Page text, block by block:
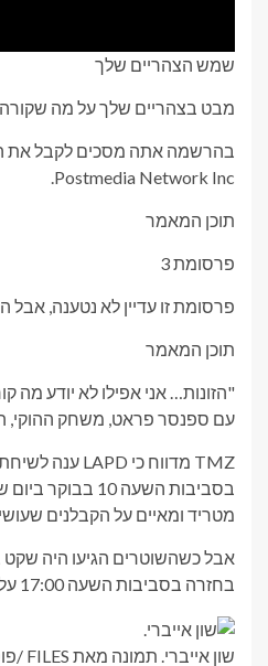
שמש הצהריים שלך
מבט בצהריים שלך על מה שקורה
בהרשמה אתה מסכים לקבל את
Postmedia Network Inc.
תוכן המאמר
פרסומת 3
פרסומת זו עדיין לא נטענה,
תוכן המאמר
"הזונות… אני אפילו לא יודע מה
עם ספנסר פראט, משחק ההוקי,
בסביבות השעה 10
מטריד ומאיים על הקבלנים
אבל כשהשוטרים הגיעו היה שקט
בחזרה בסביבות השעה 17:00 על קריאת יריות.
שון אייברי. תמונה מאת FILES /